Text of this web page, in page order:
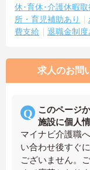
休･育休･介護休暇取
所・育児補助あり
費支給
退職金制度
求人のお問
このページ
施設に個人
マイナビ介護職
い合わせ後すぐ
ございません。